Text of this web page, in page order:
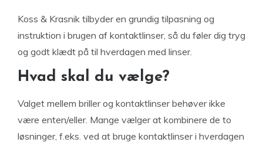
Koss & Krasnik tilbyder en grundig tilpasning og
instruktion i brugen af kontaktlinser, så du føler dig tryg
og godt klædt på til hverdagen med linser.
Hvad skal du vælge?
Valget mellem briller og kontaktlinser behøver ikke
være enten/eller. Mange vælger at kombinere de to
løsninger, f.eks. ved at bruge kontaktlinser i hverdagen